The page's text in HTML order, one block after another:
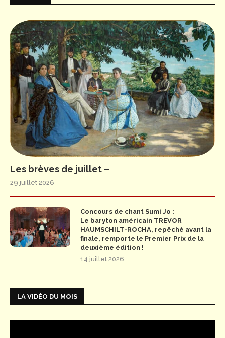
Les brèves de juillet –
29 juillet 2026
Concours de chant Sumi Jo :
Le baryton américain TREVOR
HAUMSCHILT-ROCHA, repêché avant la
finale, remporte le Premier Prix de la
deuxième édition !
14 juillet 2026
LA VIDÉO DU MOIS